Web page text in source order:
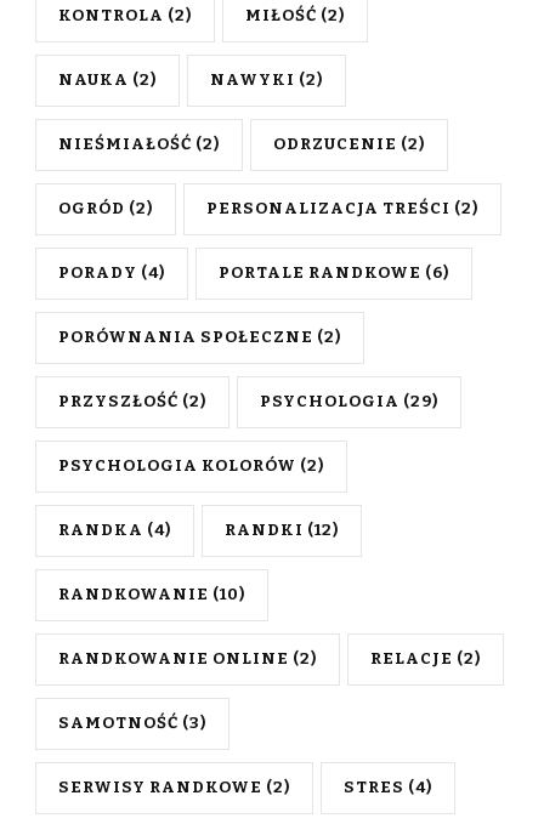
KONTROLA (2) MIŁOŚĆ (2)
NAUKA (2) NAWYKI (2)
NIEŚMIAŁOŚĆ (2) ODRZUCENIE (2)
OGRÓD (2) PERSONALIZACJA TREŚCI (2)
PORADY (4) PORTALE RANDKOWE (6)
PORÓWNANIA SPOŁECZNE (2)
PRZYSZŁOŚĆ (2) PSYCHOLOGIA (29)
PSYCHOLOGIA KOLORÓW (2)
RANDKA (4) RANDKI (12)
RANDKOWANIE (10)
RANDKOWANIE ONLINE (2) RELACJE (2)
SAMOTNOŚĆ (3)
SERWISY RANDKOWE (2) STRES (4)